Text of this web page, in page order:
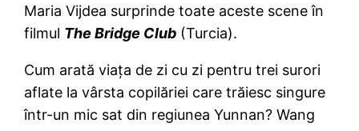
Maria Vijdea surprinde toate aceste scene în
filmul The Bridge Club (Turcia).
Cum arată viaţa de zi cu zi pentru trei surori
aflate la vârsta copilăriei care trăiesc singure
într-un mic sat din regiunea Yunnan? Wang